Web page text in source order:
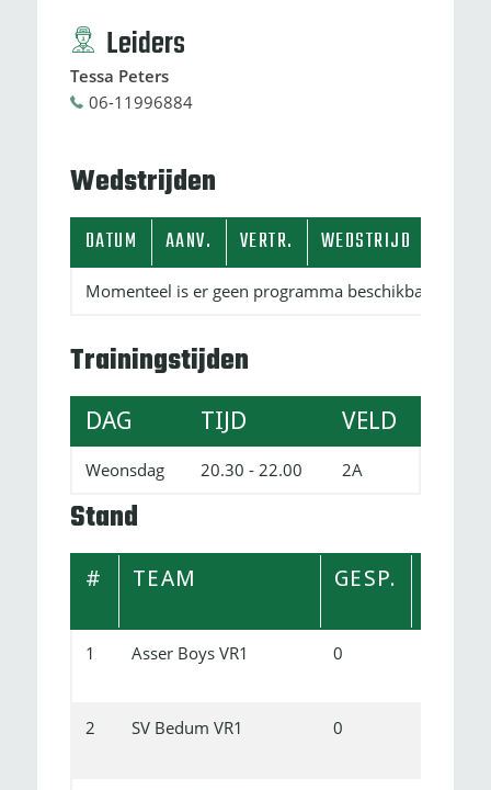
Leiders
Tessa Peters
06-11996884
Wedstrijden
DATUM AANV. VERTR. WEDSTRIJD
Momenteel is er geen programma beschikbaar.
Trainingstijden
DAG TIJD VELD
Weonsdag 20.30 - 22.00 2A
Stand
# TEAM GESP.
1 Asser Boys VR1 0
2 SV Bedum VR1 0